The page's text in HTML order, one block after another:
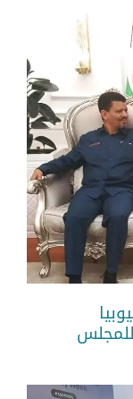
في أشغال الدورة الـ 49 للمجلس